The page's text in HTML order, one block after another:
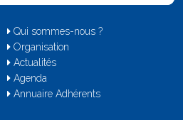
Qui sommes-nous ?
Organisation
Actualités
Agenda
Annuaire Adhérents